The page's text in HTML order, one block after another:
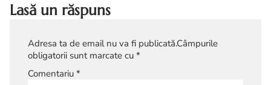
Lasă un răspuns
Adresa ta de email nu va fi publicată.Câmpurile
obligatorii sunt marcate cu *
Comentariu *